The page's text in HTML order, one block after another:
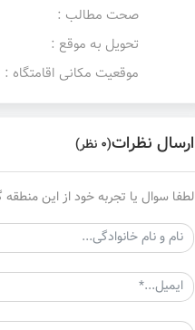
صحت مطالب :
تحویل به موقع :
موقعیت مکانی اقامتگاه :
ارسال نظرات(0 نظر)
لطفا سوال یا تجربه خود از این